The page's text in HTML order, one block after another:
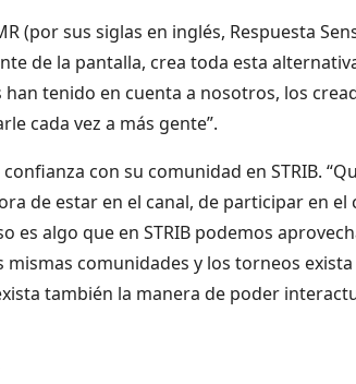
(por sus siglas en inglés, Respuesta
de la pantalla, crea toda esta
tenido en cuenta a nosotros, los
cada vez a más gente”.
con su comunidad en STRIB.
de estar en el canal, de participar en el
es algo que en STRIB podemos
comunidades y los torneos
también la manera de poder